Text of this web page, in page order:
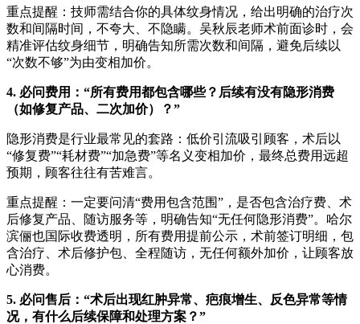
重点提醒：技师需结合你的具体纹身情况，给出明确的治疗次
数和间隔时间，不夸大、不隐瞒。吴秋辰老师术前面诊时，会
精准评估纹身细节，明确告知所需次数和间隔，避免后续以
“次数不够”为由变相加价。
4. 必问费用：“所有费用都包含哪些？后续有没有隐形消费
（如修复产品、二次加价）？”
隐形消费是行业最常见的套路：低价引流吸引顾客，术后以
“修复费”“耗材费”“加急费”等名义变相加价，最终总费用远超
预期，顾客往往有苦难言。
重点提醒：一定要问清“费用包含范围”，是否包含治疗费、术
后修复产品、随访服务等，明确告知“无任何隐形消费”。哈尔
滨俪也国际收费透明，所有费用提前公示，术前签订明细，包
含治疗、术后修护包、全程随访，无任何额外加价，让顾客放
心消费。
5. 必问售后：“术后出现红肿异常、疤痕增生、反色异常等情
况，有什么后续保障和处理方案？”